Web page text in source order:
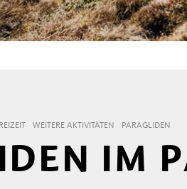
WEITERE AKTIVITÄTEN PARAGLIDEN
IM